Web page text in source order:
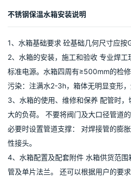
不锈钢保温水箱安装说明
1、水箱基础要求 砼基础几何尺寸应按
2、水箱的安装，施工和验收 专业焊
标准电源。水箱四周有≥500mm的检
污染：注满水2-3h，箱体无明显变形，
3、水箱的使用、维修和保养 配管时
大的负荷。 不要将阀门及大口径管道
必要时设置管道支撑： 对焊接管的膨
性接头。
4、水箱配置及配套附件 水箱供货范
管及单片法兰。 还可以根据用户的要